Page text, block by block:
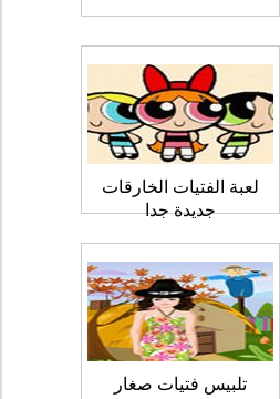
لعبة الفتيات الخارقات
جديدة جدا
تلبيس فتيات صغار